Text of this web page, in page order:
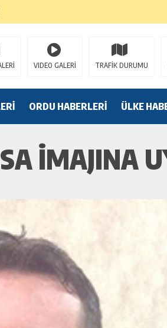
VIDEO GALERİ TRAFİK DURUMU
ORDU HABERLERİ ÜLKE
İMAJINA